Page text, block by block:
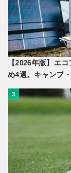
【2026年版】エ
め4選。キャンプ
3